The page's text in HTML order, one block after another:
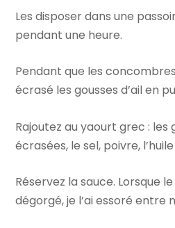
Les disposer dans une
pendant une heure.
Pendant que les
écrasé les gousses d’ail en
Rajoutez au yaourt grec : les
écrasées, le sel, poivre,
Réservez la sauce. Lorsque
dégorgé, je l’ai essoré entre